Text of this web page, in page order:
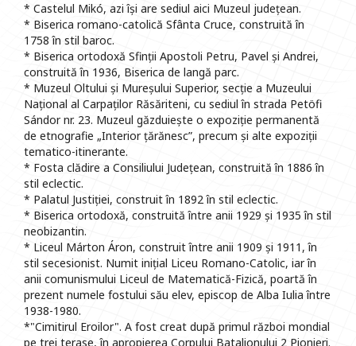
* Castelul Mikó, azi își are sediul aici Muzeul județean.
* Biserica romano-catolică Sfânta Cruce, construită în
1758 în stil baroc.
* Biserica ortodoxă Sfinții Apostoli Petru, Pavel și Andrei,
construită în 1936, Biserica de langă parc.
* Muzeul Oltului și Mureșului Superior, secție a Muzeului
Național al Carpaților Răsăriteni, cu sediul în strada Petöfi
Sándor nr. 23. Muzeul găzduiește o expoziție permanentă
de etnografie „Interior țărănesc”, precum și alte expoziții
tematico-itinerante.
* Fosta clădire a Consiliului Județean, construită în 1886 în
stil eclectic.
* Palatul Justiției, construit în 1892 în stil eclectic.
* Biserica ortodoxă, construită între anii 1929 și 1935 în stil
neobizantin.
* Liceul Márton Áron, construit între anii 1909 și 1911, în
stil secesionist. Numit inițial Liceu Romano-Catolic, iar în
anii comunismului Liceul de Matematică-Fizică, poartă în
prezent numele fostului său elev, episcop de Alba Iulia între
1938-1980.
*"Cimitirul Eroilor". A fost creat după primul război mondial
pe trei terase, în apropierea Corpului Batalionului 2 Pionieri.